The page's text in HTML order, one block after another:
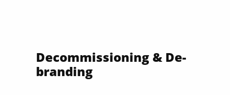
Decommissioning & De-
branding